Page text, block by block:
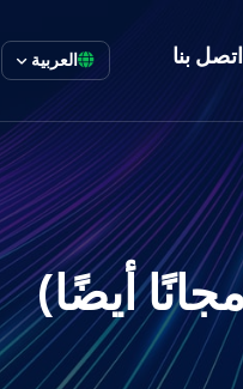
اتصل بنا العربية